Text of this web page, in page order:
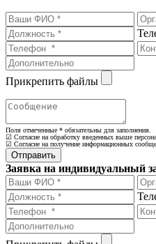
Прикрепить файлы
Поля отмеченные * обязательны для заполнения.
☑ Согласие на обработку введенных выше
☑ Согласие на получение информационных
Заявка на индивидуальный